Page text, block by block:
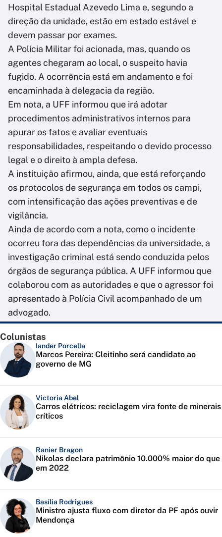
Hospital Estadual Azevedo Lima e, segundo a
direção da unidade, estão em estado estável e
devem passar por exames.
A Polícia Militar foi acionada, mas, quando os
agentes chegaram ao local, o suspeito havia
fugido. A ocorrência está em andamento e foi
encaminhada à delegacia da região.
Em nota, a UFF informou que irá adotar
procedimentos administrativos internos para
apurar os fatos e avaliar eventuais
responsabilidades, respeitando o devido processo
legal e o direito à ampla defesa.
A instituição afirmou, ainda, que está reforçando
os protocolos de segurança em todos os campi,
com intensificação das ações preventivas e de
vigilância.
Ainda de acordo com a nota, como o incidente
ocorreu fora das dependências da universidade, a
investigação criminal está sendo conduzida pelos
órgãos de segurança pública. A UFF informou que
colaborou com as autoridades e que o agressor foi
apresentado à Polícia Civil acompanhado de um
advogado.
Colunistas
Iander Porcella
Marcos Pereira: Cleitinho será candidato ao
governo de MG
Victoria Abel
Carros elétricos: reciclagem vira fonte de minerais
críticos
Ranier Bragon
Nikolas declara patrimônio 10.000% maior do que
em 2022
Basília Rodrigues
Ministro ajusta fluxo com diretor da PF após ouvir
Mendonça